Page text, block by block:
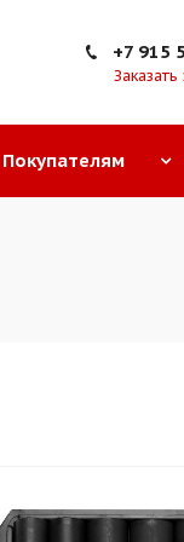
+7 915
Заказать
Покупателям